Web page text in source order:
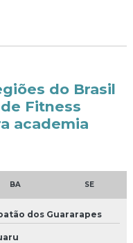
do Brasil
Fitness
academia
BA SE
dos Guararapes